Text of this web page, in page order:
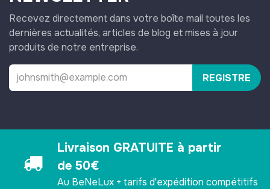
Recevez directement dans votre boîte mail toutes les
dernières actualités, articles de blog et mises à jour
produits de notre entreprise.
REGISTRE
Livraison GRATUITE à partir
de 50€
Au BeNeLux + tarifs d'expédition compétitifs